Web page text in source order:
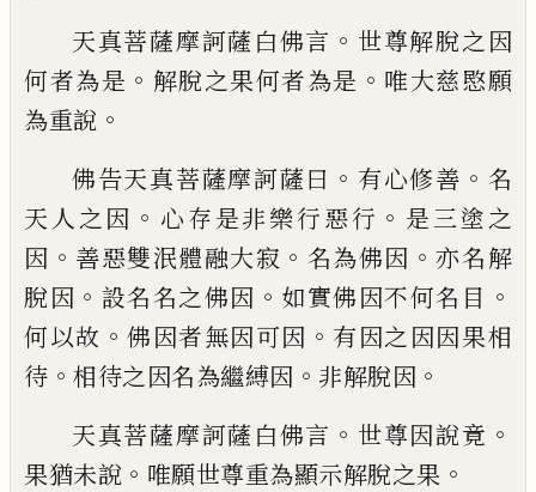
天真菩薩摩訶薩白佛言 。 世尊解脫之因
何者為是 。 解脫之果何者為是 。 唯大慈愍願
為重說 。
佛告天真菩薩摩訶薩曰 。 有心修善 。 名
天人之因 。 心存是非樂行惡行 。 是三塗之
因 。 善惡雙泯體融大寂 。 名為佛因 。亦名解
脫因 。 設名名之佛因 。 如實佛因不何名目 。
何以故 。佛因者無因可因 。 有因之因因果相
待 。 相待之因名為繼縛因 。 非解脫因 。
天真菩薩摩訶薩白佛言 。 世尊因說竟 。
果猶未說 。 唯願世尊重為顯示解脫之果 。